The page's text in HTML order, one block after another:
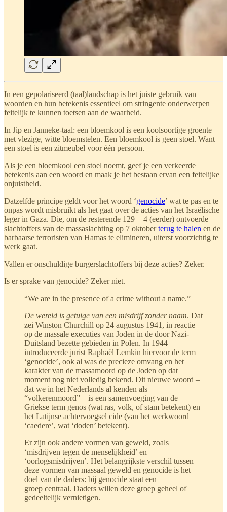
In een gepolariseerd (taal)landschap is het juiste gebruik van
woorden en hun betekenis essentieel om stringente onderwerpen
feitelijk te kunnen toetsen aan de waarheid.
In Jip en Janneke-taal: een bloemkool is een koolsoortige groente
met vlezige, witte bloemstelen. Een bloemkool is geen stoel. Want
een stoel is een zitmeubel voor één persoon.
Als je een bloemkool een stoel noemt, geef je een verkeerde
betekenis aan een woord en maak je het bestaan ervan een feitelijke
onjuistheid.
Datzelfde principe geldt voor het woord ‘genocide’ wat te pas en te
onpas wordt misbruikt als het gaat over de acties van het Israëlische
leger in Gaza. Die, om de resterende 129 + 4 (eerder) ontvoerde
slachtoffers van de massaslachting op 7 oktoberterug te halen en de
barbaarse terroristen van Hamas te elimineren, uiterst voorzichtig te
werk gaat.
Vallen er onschuldige burgerslachtoffers bij deze acties? Zeker.
Is er sprake van genocide? Zeker niet.
“We are in the presence of a crime without a name.”
De wereld is getuige van een misdrijf zonder naam. Dat
zei Winston Churchill op 24 augustus 1941, in reactie
op de massale executies van Joden in de door Nazi-
Duitsland bezette gebieden in Polen. In 1944
introduceerde jurist Raphaël Lemkin hiervoor de term
‘genocide’, ook al was de precieze omvang en het
karakter van de massamoord op de Joden op dat
moment nog niet volledig bekend. Dit nieuwe woord –
dat we in het Nederlands al kenden als
“volkerenmoord” – is een samenvoeging van de
Griekse term genos (wat ras, volk, of stam betekent) en
het Latijnse achtervoegsel cide (van het werkwoord
‘caedere’, wat ‘doden’ betekent).
Er zijn ook andere vormen van geweld, zoals
‘misdrijven tegen de menselijkheid’ en
‘oorlogsmisdrijven’. Het belangrijkste verschil tussen
deze vormen van massaal geweld en genocide is het
doel van de daders: bij genocide staat een
groep centraal. Daders willen deze groep geheel of
gedeeltelijk vernietigen.